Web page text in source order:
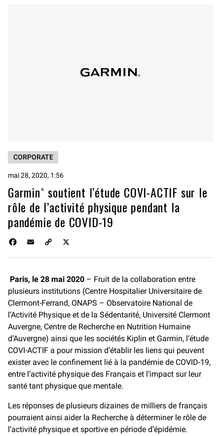
CORPORATE
mai 28, 2020, 1:56
Garmin® soutient l’étude COVI-ACTIF sur le
rôle de l’activité physique pendant la
pandémie de COVID-19
b
o
o
k
l
L
i
n
k
Paris, le 28 mai 2020 – Fruit de la collaboration entre
plusieurs institutions (Centre Hospitalier Universitaire de
Clermont-Ferrand, ONAPS – Observatoire National de
l’Activité Physique et de la Sédentarité, Université Clermont
Auvergne, Centre de Recherche en Nutrition Humaine
d’Auvergne) ainsi que les sociétés Kiplin et Garmin, l’étude
COVI-ACTIF a pour mission d’établir les liens qui peuvent
exister avec le confinement lié à la pandémie de COVID-19,
entre l’activité physique des Français et l’impact sur leur
santé tant physique que mentale.
Les réponses de plusieurs dizaines de milliers de français
pourraient ainsi aider la Recherche à déterminer le rôle de
l’activité physique et sportive en période d’épidémie.